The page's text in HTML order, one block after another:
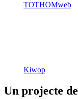
TOTHOMweb
Kiwop
Un projecte de